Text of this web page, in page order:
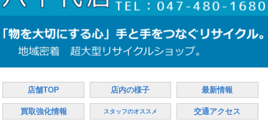
店舗TOP 店内の様子 最新情報
買取強化情報 スタッフのオススメ 交通アクセス